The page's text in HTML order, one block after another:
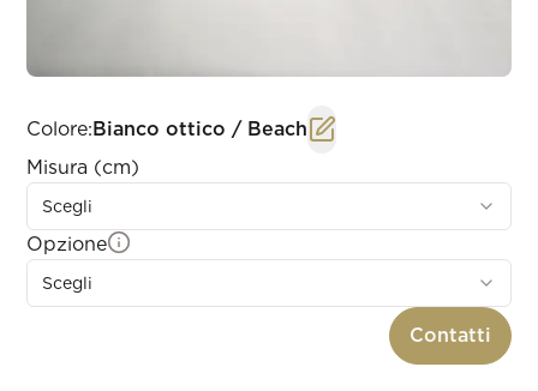
Colore:Bianco ottico / Beach
Misura (cm)
Scegli
Opzione
Scegli
Contatti